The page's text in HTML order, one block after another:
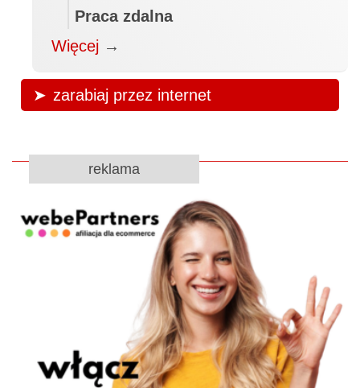
Praca zdalna
Więcej →
zarabiaj przez internet
reklama